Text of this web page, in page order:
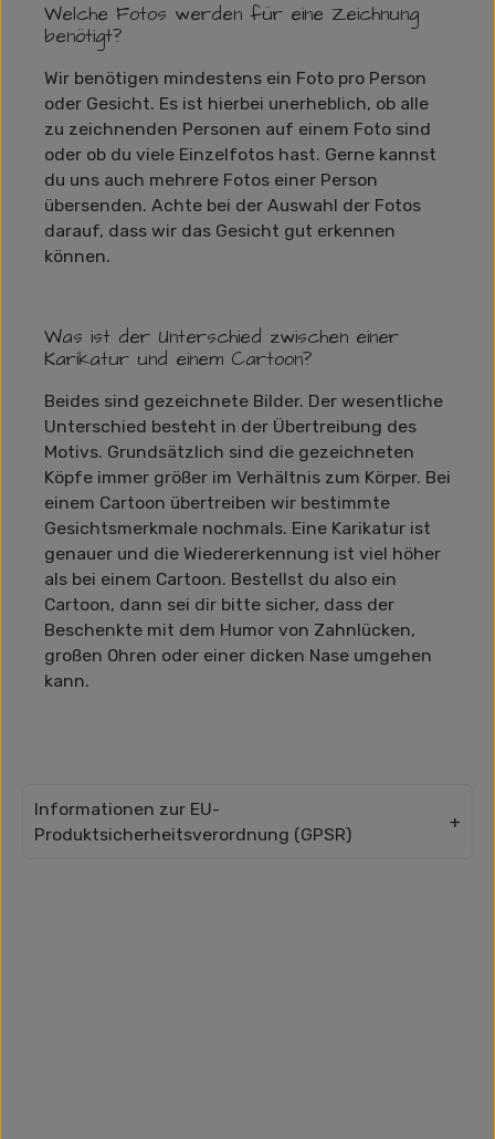
Welche Fotos werden für eine Zeichnung
benötigt?
Wir benötigen mindestens ein Foto pro Person
oder Gesicht. Es ist hierbei unerheblich, ob alle
zu zeichnenden Personen auf einem Foto sind
oder ob du viele Einzelfotos hast. Gerne kannst
du uns auch mehrere Fotos einer Person
übersenden. Achte bei der Auswahl der Fotos
darauf, dass wir das Gesicht gut erkennen
können.
Was ist der Unterschied zwischen einer
Karikatur und einem Cartoon?
Beides sind gezeichnete Bilder. Der wesentliche
Unterschied besteht in der Übertreibung des
Motivs. Grundsätzlich sind die gezeichneten
Köpfe immer größer im Verhältnis zum Körper. Bei
einem Cartoon übertreiben wir bestimmte
Gesichtsmerkmale nochmals. Eine Karikatur ist
genauer und die Wiedererkennung ist viel höher
als bei einem Cartoon. Bestellst du also ein
Cartoon, dann sei dir bitte sicher, dass der
Beschenkte mit dem Humor von Zahnlücken,
großen Ohren oder einer dicken Nase umgehen
kann.
Informationen zur EU-
Produktsicherheitsverordnung (GPSR)